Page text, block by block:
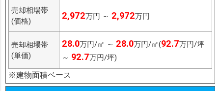
売却相場帯
(価格)
2,972万円 ～ 2,972万円
売却相場帯
(単価)
28.0万円/㎡ ～ 28.0万円/㎡(92.7万円/坪
～ 92.7万円/坪)
※建物面積ベース